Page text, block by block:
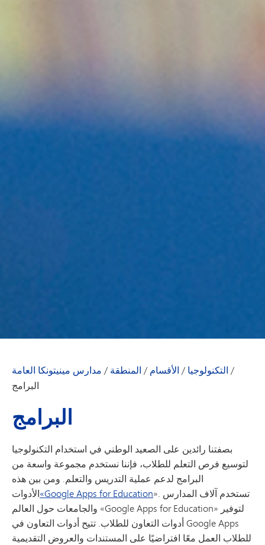
مدارس مينيتونكا العامة / المنطقة / الأقسام / التكنولوجيا /
البرامج
البرامج
بصفتنا رائدين على الصعيد الوطني في استخدام التكنولوجيا
لتوسيع فرص التعلم للطلاب، فإننا نستخدم مجموعة واسعة من
البرامج لدعم عملية التدريس والتعلم. ومن بين هذه
الأدوات«Google Apps for Education». تستخدم آلاف المدارس
والجامعات حول العالم «Google Apps for Education» لتوفير
أدوات التعاون للطلاب. تتيح أدوات التعاون في Google Apps
للطلاب العمل معًا افتراضيًا على المستندات والعروض التقديمية